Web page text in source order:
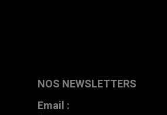
NOS NEWSLETTERS
Email :